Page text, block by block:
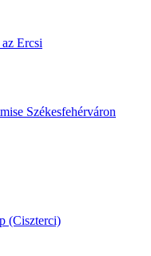
Ercsi
Székesfehérváron
(Ciszterci)